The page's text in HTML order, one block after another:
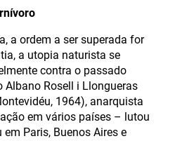
a ordem a ser superada for
a utopia naturista se
contra o passado
Albano Rosell i Llongueras
1964), anarquista
em vários países – lutou
em Paris, Buenos Aires e